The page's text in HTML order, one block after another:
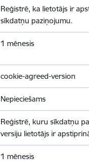
Reģistrē, ka lietotājs ir
sīkdatņu paziņojumu.
1 mēnesis
cookie-agreed-version
Nepieciešams
Reģistrē, kuru sīkdatņu
versiju lietotājs ir
1 mēnesis